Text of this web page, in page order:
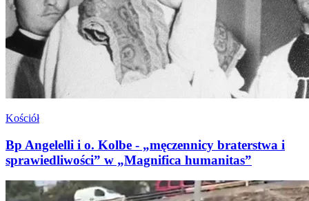
Kościół
Bp Angelelli i o. Kolbe - „męczennicy braterstwa i
sprawiedliwości” w „Magnifica humanitas”